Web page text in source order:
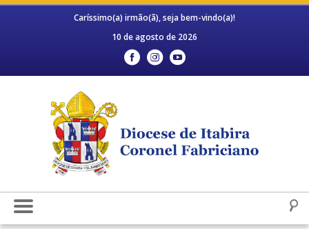
Caríssimo(a) irmão(ã), seja bem-vindo(a)!
10 de agosto de 2026